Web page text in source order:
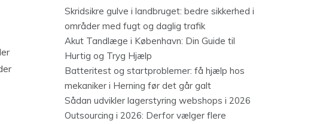
Skridsikre gulve i landbruget: bedre sikkerhed i
områder med fugt og daglig trafik
Akut Tandlæge i København: Din Guide til
Hurtig og Tryg Hjælp
Batteritest og startproblemer: få hjælp hos
mekaniker i Herning før det går galt
Sådan udvikler lagerstyring webshops i 2026
Outsourcing i 2026: Derfor vælger flere